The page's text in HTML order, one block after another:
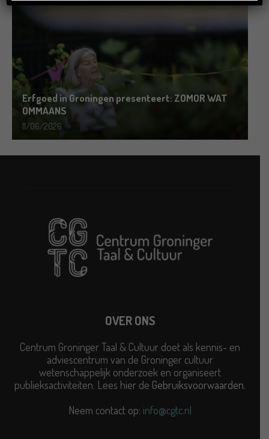
Erfgoed in Groningen presenteert: ZOMOR WAT
OMMAANS
11/06/2026
OVER ONS
Centrum Groninger Taal & Cultuur doet als kennis- en
adviescentrum van de Groninger cultuur
wetenschappelijk onderzoek en organiseert
publieksactiviteiten. Lees hier de Gebruiksvoorwaarden.
Neem contact op: info@cgtc.nl